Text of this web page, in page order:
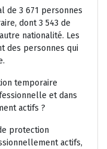
de 3 671 personnes
dont3 543 de
autre nationalité. Les
des personnes qui
temporaire
et dans
actifs ?
protection
actifs,